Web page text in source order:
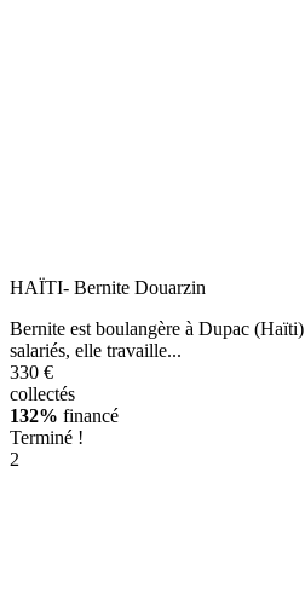
HAÏTI- Bernite Douarzin
Bernite est boulangère à Dupac
salariés, elle travaille...
330 €
collectés
132% financé
Terminé !
2